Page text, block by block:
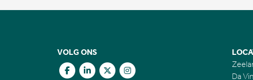
VOLG ONS
Da